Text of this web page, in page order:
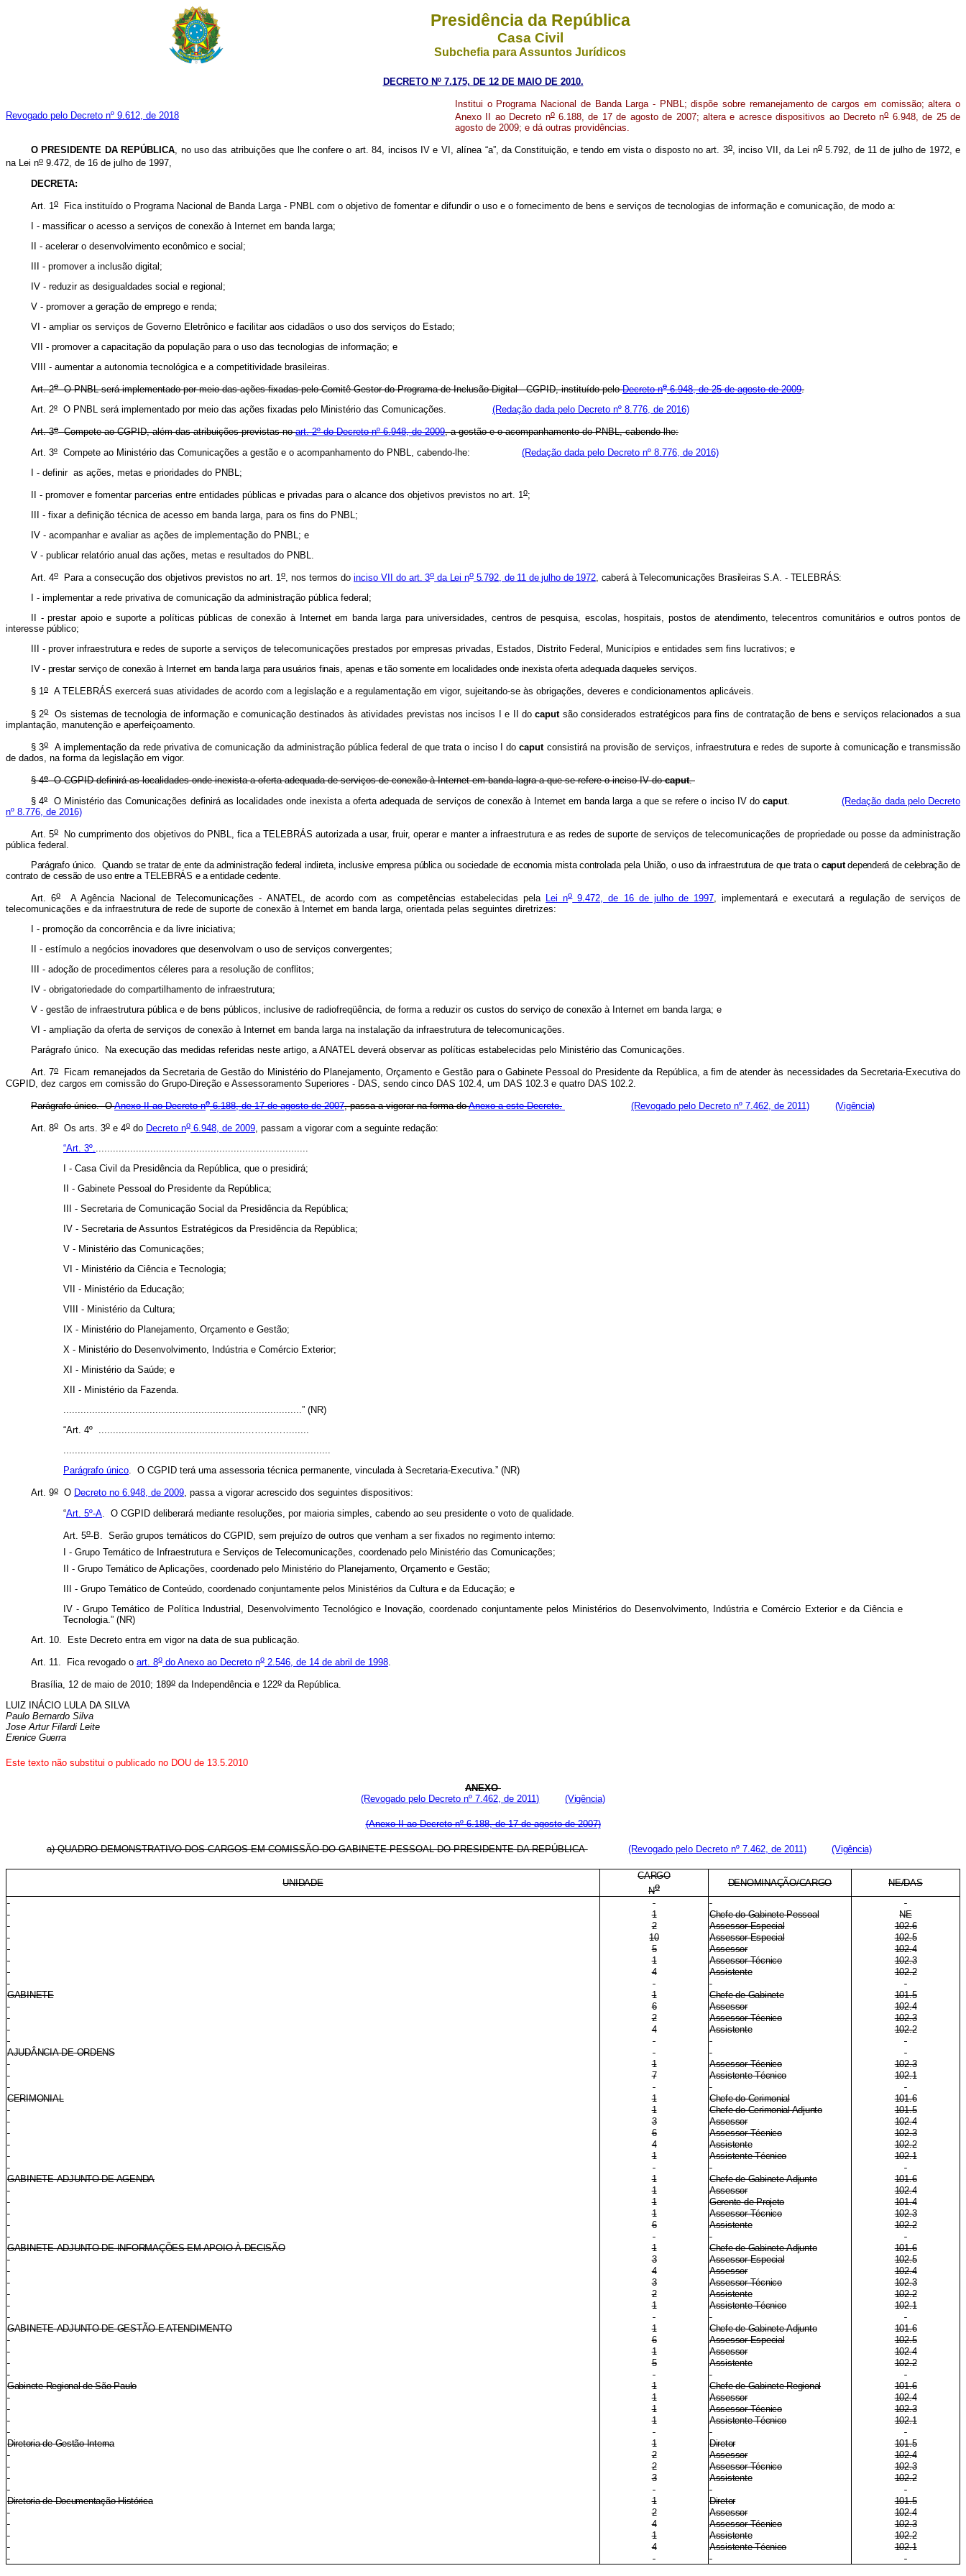
Presidência da República
Casa Civil
Subchefia para Assuntos Jurídicos
DECRETO Nº 7.175, DE 12 DE MAIO DE 2010.
Revogado pelo Decreto nº 9.612, de 2018
Institui o Programa Nacional de Banda Larga - PNBL; dispõe sobre remanejamento de cargos em comissão; altera o
Anexo II ao Decreto no6.188, de 17 de agosto de 2007; altera e acresce dispositivos ao Decreto no6.948, de 25 de
agosto de 2009; e dá outras providências.
O PRESIDENTE DA REPÚBLICA, no uso das atribuições que lhe confere o art. 84, incisos IV e VI, alínea “a”, da Constituição, e tendo em vista o disposto no art. 3o, inciso VII, da Lei no5.792, de 11 de julho de 1972, e
na Lei no 9.472, de 16 de julho de 1997,
DECRETA:
Art. 1 o
Fica instituído o Programa Nacional de Banda Larga - PNBL com o objetivo de fomentar e difundir o uso e o fornecimento de bens e serviços de tecnologias de informação e comunicação, de modo a:
I - massificar o acesso a serviços de conexão à Internet em banda larga;
II - acelerar o desenvolvimento econômico e social;
III - promover a inclusão digital;
IV - reduzir as desigualdades social e regional;
V - promover a geração de emprego e renda;
VI - ampliar os serviços de Governo Eletrônico e facilitar aos cidadãos o uso dos serviços do Estado;
VII - promover a capacitação da população para o uso das tecnologias de informação; e
VIII - aumentar a autonomia tecnológica e a competitividade brasileiras.
Art. 2oO PNBL será implementado por meio das ações fixadas pelo Comitê Gestor do Programa de Inclusão Digital - CGPID, instituído peloDecreto no6.948, de 25 de agosto de 2009.
Art. 2º O PNBL será implementado por meio das ações fixadas pelo Ministério das Comunicações. (Redação dada pelo Decreto nº 8.776, de 2016)
Art. 3oCompete ao CGPID, além das atribuições previstas noart. 2º do Decreto nº 6.948, de 2009, a gestão e o acompanhamento do PNBL, cabendo-lhe:
Art. 3º Compete ao Ministério das Comunicações a gestão e o acompanhamento do PNBL, cabendo-lhe: (Redação dada pelo Decreto nº 8.776, de 2016)
I - definir as ações, metas e prioridades do PNBL;
II - promover e fomentar parcerias entre entidades públicas e privadas para o alcance dos objetivos previstos no art. 1 o;
III - fixar a definição técnica de acesso em banda larga, para os fins do PNBL;
IV - acompanhar e avaliar as ações de implementação do PNBL; e
V - publicar relatório anual das ações, metas e resultados do PNBL.
Art. 4o Para a consecução dos objetivos previstos no art. 1o, nos termos do inciso VII do art. 3oda Lei no5.792, de 11 de julho de 1972, caberá à Telecomunicações Brasileiras S.A. - TELEBRÁS:
I - implementar a rede privativa de comunicação da administração pública federal;
II - prestar apoio e suporte a políticas públicas de conexão à Internet em banda larga para universidades, centros de pesquisa, escolas, hospitais, postos de atendimento, telecentros comunitários e outros pontos de
interesse público;
III - prover infraestrutura e redes de suporte a serviços de telecomunicações prestados por empresas privadas, Estados, Distrito Federal, Municípios e entidades sem fins lucrativos; e
IV - prestar serviço de conexão à Internet em banda larga para usuários finais, apenas e tão somente em localidades onde inexista oferta adequada daqueles serviços.
§ 1o A TELEBRÁS exercerá suas atividades de acordo com a legislação e a regulamentação em vigor, sujeitando-se às obrigações, deveres e condicionamentos aplicáveis.
§ 2oOs sistemas de tecnologia de informação e comunicação destinados às atividades previstas nos incisos I e II docaputsão considerados estratégicos para fins de contratação de bens e serviços relacionados a sua
implantação, manutenção e aperfeiçoamento.
§ 3oA implementação da rede privativa de comunicação da administração pública federal de que trata o inciso I docaputconsistirá na provisão de serviços, infraestrutura e redes de suporte à comunicação e transmissão
de dados, na forma da legislação em vigor.
§ 4oO CGPID definirá as localidades onde inexista a oferta adequada de serviços de conexão à Internet em banda lagra a que se refere o inciso IV docaput.
§ 4ºO Ministério das Comunicações definirá as localidades onde inexista a oferta adequada de serviços de conexão à Internet em banda larga a que se refere o inciso IV docaput.(Redação dada pelo Decreto
nº 8.776, de 2016)
Art. 5o
No cumprimento dos objetivos do PNBL, fica a TELEBRÁS autorizada a usar, fruir, operar e manter a infraestrutura e as redes de suporte de serviços de telecomunicações de propriedade ou posse da administração
pública federal.
Parágrafo único. Quando se tratar de ente da administração federal indireta, inclusive empresa pública ou sociedade de economia mista controlada pela União, o uso da infraestrutura de que trata o caputdependerá de celebração de
contrato de cessão de uso entre a TELEBRÁS e a entidade cedente.
Art. 6oA Agência Nacional de Telecomunicações - ANATEL, de acordo com as competências estabelecidas pela Lei no9.472, de 16 de julho de 1997, implementará e executará a regulação de serviços de
telecomunicações e da infraestrutura de rede de suporte de conexão à Internet em banda larga, orientada pelas seguintes diretrizes:
I - promoção da concorrência e da livre iniciativa;
II - estímulo a negócios inovadores que desenvolvam o uso de serviços convergentes;
III - adoção de procedimentos céleres para a resolução de conflitos;
IV - obrigatoriedade do compartilhamento de infraestrutura;
V - gestão de infraestrutura pública e de bens públicos, inclusive de radiofreqüência, de forma a reduzir os custos do serviço de conexão à Internet em banda larga; e
VI - ampliação da oferta de serviços de conexão à Internet em banda larga na instalação da infraestrutura de telecomunicações.
Parágrafo único. Na execução das medidas referidas neste artigo, a ANATEL deverá observar as políticas estabelecidas pelo Ministério das Comunicações.
Art. 7oFicam remanejados da Secretaria de Gestão do Ministério do Planejamento, Orçamento e Gestão para o Gabinete Pessoal do Presidente da República, a fim de atender às necessidades da Secretaria-Executiva do
CGPID, dez cargos em comissão do Grupo-Direção e Assessoramento Superiores - DAS , sendo cinco DAS 102.4, um DAS 102.3 e quatro DAS 102.2
Parágrafo único. OAnexo II ao Decreto no6.188, de 17 de agosto de 2007, passa a vigorar na forma doAnexo a este Decreto. (Revogado pelo Decreto nº 7.462, de 2011) (Vigência)
Art. 8o Os arts. 3o e 4o do Decreto no 6.948, de 2009, passam a vigorar com a seguinte redação:
“Art. 3º...........................................................................
I - Casa Civil da Presidência da República, que o presidirá;
II - Gabinete Pessoal do Presidente da República;
III - Secretaria de Comunicação Social da Presidência da República;
IV - Secretaria de Assuntos Estratégicos da Presidência da República;
V - Ministério das Comunicações;
VI - Ministério da Ciência e Tecnologia;
VII - Ministério da Educação;
VIII - Ministério da Cultura;
IX - Ministério do Planejamento, Orçamento e Gestão;
X - Ministério do Desenvolvimento, Indústria e Comércio Exterior;
XI - Ministério da Saúde; e
XII - Ministério da Fazenda.
...................................................................................” (NR)
“Art. 4º ...................................................……………......
.............................................................................................
Parágrafo único. O CGPID terá uma assessoria técnica permanente, vinculada à Secretaria-Executiva.” (NR)
Art. 9o O Decreto no 6.948, de 2009, passa a vigorar acrescido dos seguintes dispositivos:
“Art. 5º-A O CGPID deliberará mediante resoluções, por maioria simples, cabendo ao seu presidente o voto de qualidade.
Art. 5o-B. Serão grupos temáticos do CGPID, sem prejuízo de outros que venham a ser fixados no regimento interno:
I - Grupo Temático de Infraestrutura e Serviços de Telecomunicações, coordenado pelo Ministério das Comunicações;
II - Grupo Temático de Aplicações, coordenado pelo Ministério do Planejamento, Orçamento e Gestão;
III - Grupo Temático de Conteúdo, coordenado conjuntamente pelos Ministérios da Cultura e da Educação; e
IV - Grupo Temático de Política Industrial, Desenvolvimento Tecnológico e Inovação, coordenado conjuntamente pelos Ministérios do Desenvolvimento, Indústria e Comércio Exterior e da Ciência e
Tecnologia.” (NR)
Art. 10. Este Decreto entra em vigor na data de sua publicação.
Art. 11. Fica revogado o art. 8o do Anexo ao Decreto no 2.546, de 14 de abril de 1998.
Brasília, 12 de maio de 2010; 189o da Independência e 122o da República.
LUIZ INÁCIO LULA DA SILVA
Paulo Bernardo Silva
Jose Artur Filardi Leite
Erenice Guerra
Este texto não substitui o publicado no DOU de 13.5.2010
ANEXO
(Revogado pelo Decreto nº 7.462, de 2011)
(Vigência)
(Anexo II ao Decreto nº 6.188, de 17 de agosto de 2007)
a) QUADRO DEMONSTRATIVO DOS CARGOS EM COMISSÃO DO GABINETE PESSOAL DO PRESIDENTE DA REPÚBLICA (Revogado pelo Decreto nº 7.462, de 2011) (Vigência)
UNIDADE
CARGO
No DENOMINAÇÃO/CARGO NE/DAS
1 Chefe do Gabinete Pessoal
NE
2
Assessor Especial
102.6
10
Assessor Especial
102.5
5
Assessor
102.4
1
Assessor Técnico
102.3
4
Assistente 102.2
GABINETE 1 Chefe de Gabinete
101.5
6
Assessor
102.4
2
Assessor Técnico
102.3
4
Assistente 102.2
AJUDÂNCIA-DE-ORDENS
1
Assessor Técnico
102.3
7
Assistente Técnico 102.1
CERIMONIAL 1 Chefe do Cerimonial
101.6
1
Chefe do Cerimonial Adjunto
101.5
3
Assessor
102.4
6
Assessor Técnico
102.3
4
Assistente
102.2
1
Assistente Técnico 102.1
GABINETE-ADJUNTO DE AGENDA 1 Chefe de Gabinete-Adjunto
101.6
1
Assessor
102.4
1
Gerente de Projeto
101.4
1
Assessor Técnico
102.3
6
Assistente 102.2
GABINETE-ADJUNTO DE INFORMAÇÕES EM APOIO À DECISÃO 1 Chefe de Gabinete-Adjunto
101.6
3
Assessor Especial
102.5
4
Assessor
102.4
3
Assessor Técnico
102.3
2
Assistente
102.2
1
Assistente Técnico 102.1
GABINETE-ADJUNTO DE GESTÃO E ATENDIMENTO 1 Chefe de Gabinete-Adjunto
101.6
6
Assessor Especial
102.5
1
Assessor
102.4
5
Assistente 102.2
Gabinete Regional de São Paulo 1 Chefe de Gabinete Regional
101.6
1
Assessor
102.4
1
Assessor Técnico
102.3
1
Assistente Técnico 102.1
Diretoria de Gestão Interna 1 Diretor
101.5
2
Assessor
102.4
2
Assessor Técnico
102.3
3
Assistente 102.2
Diretoria de Documentação Histórica 1 Diretor
101.5
2
Assessor
102.4
4
Assessor Técnico
102.3
1
Assistente
102.2
4
Assistente Técnico 102.1